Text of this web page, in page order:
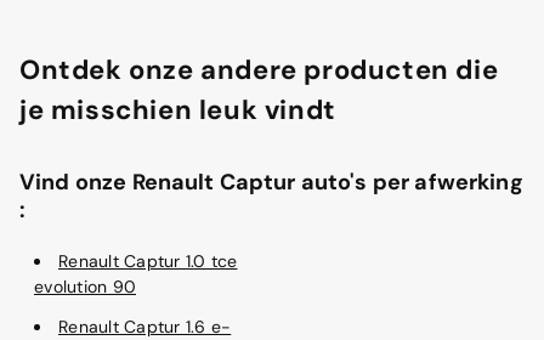
Ontdek onze andere producten die
je misschien leuk vindt
Vind onze Renault Captur auto's per afwerking
:
Renault Captur 1.0 tce
evolution 90
Renault Captur 1.6 e-